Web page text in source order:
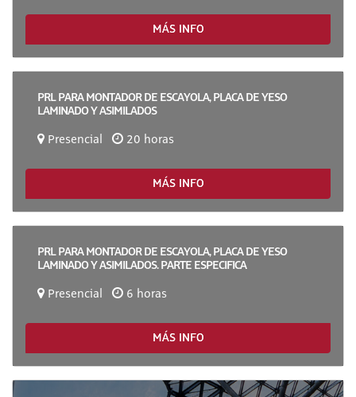
MÁS INFO
PRL PARA MONTADOR DE ESCAYOLA, PLACA DE YESO
LAMINADO Y ASIMILADOS
Presencial 20 horas
MÁS INFO
PRL PARA MONTADOR DE ESCAYOLA, PLACA DE YESO
LAMINADO Y ASIMILADOS. PARTE ESPECIFICA
Presencial 6 horas
MÁS INFO